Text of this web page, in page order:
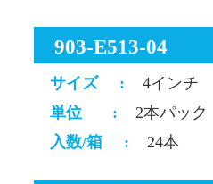
903-E513-04
サイズ :
4インチ
単位
:
2本パック
入数/箱
: 24本